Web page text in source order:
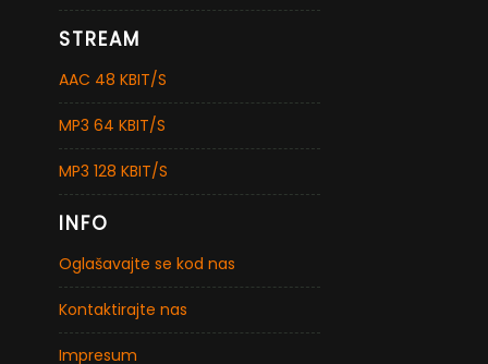
STREAM
AAC 48 KBIT/S
MP3 64 KBIT/S
MP3 128 KBIT/S
INFO
Oglašavajte se kod nas
Kontaktirajte nas
Impresum